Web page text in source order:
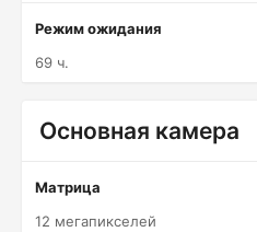
Режим ожидания
69 ч.
Основная камера
Матрица
12 мегапикселей